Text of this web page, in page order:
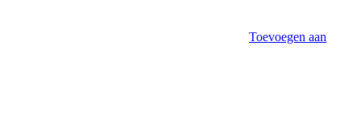
Toevoegen aan